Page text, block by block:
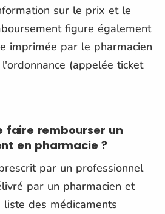
sur le prix et le
figure également
imprimée par le pharmacien
(appelée ticket
faire rembourser un
en pharmacie ?
par un professionnel
par un pharmacien et
des médicaments